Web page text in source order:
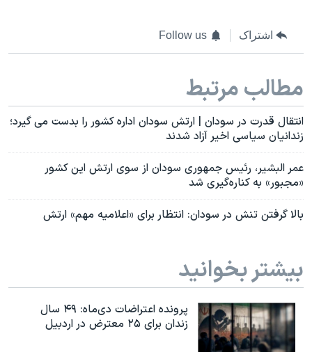
اشتراک Follow us
مطالب مرتبط
انتقال قدرت در سودان | ارتش سودان اداره کشور را بدست می گیرد؛
زندانیان سیاسی اخیر آزاد شدند
عمر البشیر، رئیس جمهوری سودان از سوی ارتش این کشور
«مجبور» به کناره‌گیری شد
بالا گرفتن تنش در سودان: انتظار برای «اعلامیه مهم» ارتش
بیشتر بخوانید
پرونده اعتراضات دی‌ماه: ۴۹ سال
زندان برای ۲۵ معترض در اردبیل